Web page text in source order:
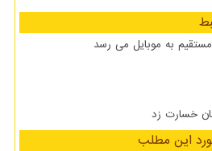
مستقیم به موبایل می رسد
این مطلب